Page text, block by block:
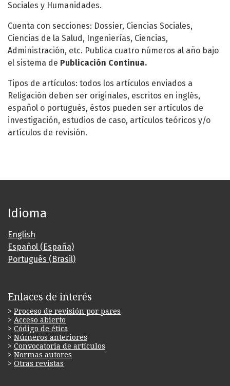
Sociales y Humanidades.
Cuenta con secciones: Dossier, Ciencias Sociales,
Ciencias de la Salud, Ingenierías, Ciencias,
Administración, etc. Publica cuatro números al año bajo
el sistema de Publicación Continua.
Tipos de artículos: todos los artículos enviados a
Religación deben ser originales, escritos en inglés,
español o portugués, éstos pueden ser artículos de
investigación, estudios de caso, artículos teóricos y/o
artículos de revisión.
Idioma
English
Español (España)
Português (Brasil)
Enlaces de interés
> Proceso de revisión por pares
> Acceso abierto
> Código de ética
> Números anteriores
> Convocatoria de artículos
> Normas autores
> Otras revistas